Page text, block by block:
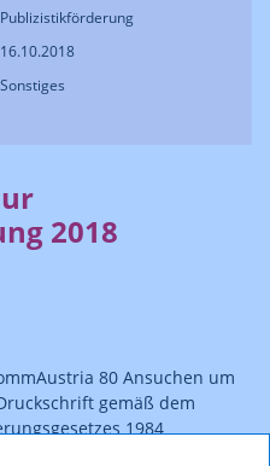
Publizistikförderung
16.10.2018
Sonstiges
2018
80 Ansuchen um
gemäß dem
1984